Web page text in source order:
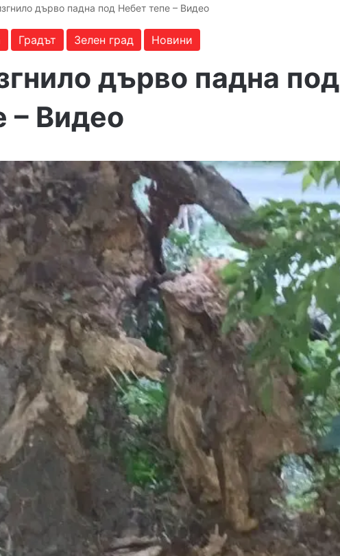
дърво падна под Небет тепе – Видео
Градът Зелен град Новини
дърво падна под
– Видео